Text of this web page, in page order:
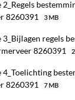
2_Regels
8260391
3 MB
3_Bijlagen regels
8260391
4_Toelichting
8260391
7 MB